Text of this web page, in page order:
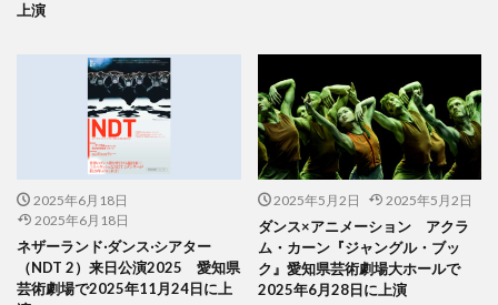
上演
2025年6月18日
2025年6月18日
ネザーランド‧ダンス‧シアター
（NDT 2）来日公演2025 愛知県
芸術劇場で2025年11月24日に上
2025年5月2日 2025年5月2日
ダンス×アニメーション アクラ
ム・カーン『ジャングル・ブッ
ク』愛知県芸術劇場大ホールで
2025年6月28日に上演